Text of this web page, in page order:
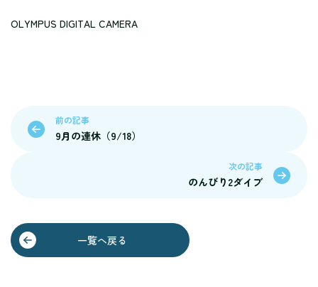
OLYMPUS DIGITAL CAMERA
前の記事
9月の連休（9/18）
次の記事
のんびり2ダイブ
一覧へ戻る